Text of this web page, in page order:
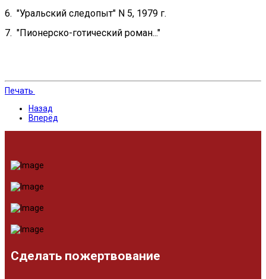
6. "Уральский следопыт" N 5, 1979 г.
7. "Пионерско-готический роман..."
Печать
Назад
Вперёд
Сделать пожертвование